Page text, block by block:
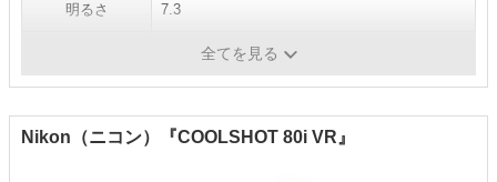
明るさ 7.3
約25cm全てを見る
Nikon（ニコン）『COOLSHOT 80i VR』